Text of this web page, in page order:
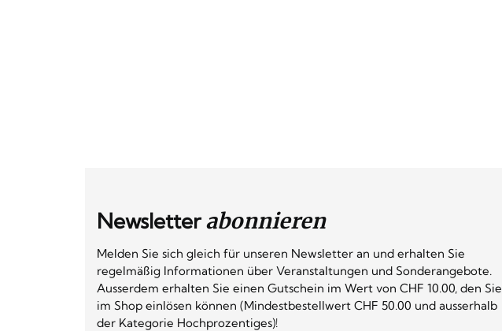
Newsletterabonnieren
Melden Sie sich gleich für unseren Newsletter an und erhalten Sie
regelmäßig Informationen über Veranstaltungen und Sonderangebote.
Ausserdem erhalten Sie einen Gutschein im Wert von CHF 10.00, den Sie
im Shop einlösen können (Mindestbestellwert CHF 50.00 und ausserhalb
der Kategorie Hochprozentiges)!